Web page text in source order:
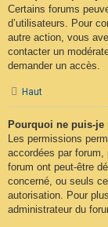
Certains forums
d’utilisateurs. Pour
autre action, vous
contacter un
demander un accès.
Haut
Pourquoi ne puis-je
Les permissions
accordées par forum,
forum ont peut-être
concerné, ou seuls
autorisation. Pour
administrateur du